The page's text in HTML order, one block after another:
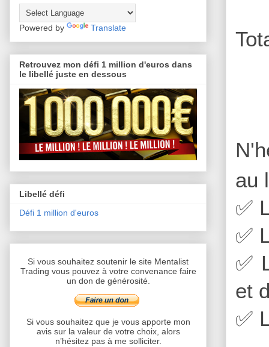
au
✅
✅
✅
et
✅
Powered by Translate
Retrouvez mon défi 1 million d'euros dans
le libellé juste en dessous
Libellé défi
Défi 1 million d'euros
Si vous souhaitez soutenir le site Mentalist
Trading vous pouvez à votre convenance faire
un don de générosité.
Si vous souhaitez que je vous apporte mon
avis sur la valeur de votre choix, alors
n’hésitez pas à me solliciter.